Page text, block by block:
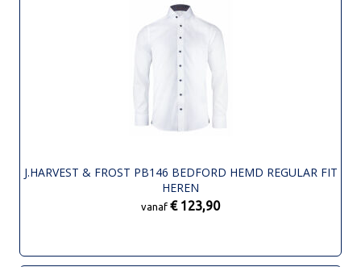
J.HARVEST & FROST PB146 BEDFORD HEMD REGULAR FIT
HEREN
vanaf € 123,90